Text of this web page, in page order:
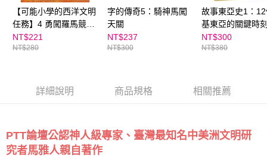
２．關於個人資料處理事宜，請瀏覽以下網址：
https://aftee.tw/terms/#terms3
３．未成年的使用者請事先徵得法定代理人或監護人之同意方可使用
「AFTEE先享後付」，若未經同意申辦者引起之損失，本公司不負相關責
任。
５．嚴禁一人註冊多個帳號或使用他人資訊註冊。若發現惡意使用之情形，
【可能小學的西洋文明
任務】4 勇闖羅馬競技
場
NT$221
NT$280
字的傳奇5：騎神馬闖
天關
NT$237
NT$300
故事東亞史1：
基東亞的關鍵時
NT$300
NT$380
詳細說明 商品規格 相關推薦
PTT論壇公認神人級專家、臺灣最知名中美洲文明研
究者馬雅人親自著作